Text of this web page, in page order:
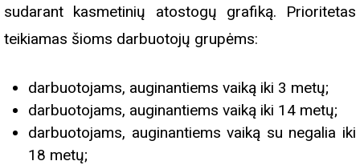
sudarant kasmetinių atostogų grafiką. Prioritetas
teikiamas šioms darbuotojų grupėms:
darbuotojams, auginantiems vaiką iki 3 metų;
darbuotojams, auginantiems vaiką iki 14 metų;
darbuotojams, auginantiems vaiką su negalia iki
18 metų;